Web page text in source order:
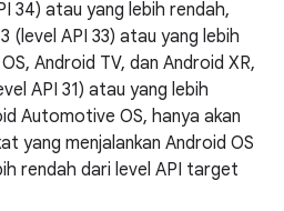
34) atau yang lebih rendah,
(level API 33) atau yang lebih
Android TV, dan Android XR,
API 31) atau yang lebih
Automotive OS, hanya akan
yang menjalankan Android OS
rendah dari level API target